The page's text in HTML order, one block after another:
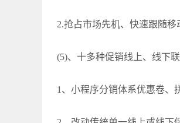
2.抢占市场先机、快速跟随移
(5)、十多种促销线上、线下
1、小程序分销体系优惠卷、